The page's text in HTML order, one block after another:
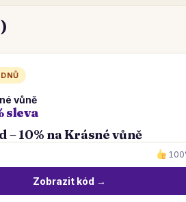
vůně
sleva
– 10% na Krásné vůně
Zobrazit kód →